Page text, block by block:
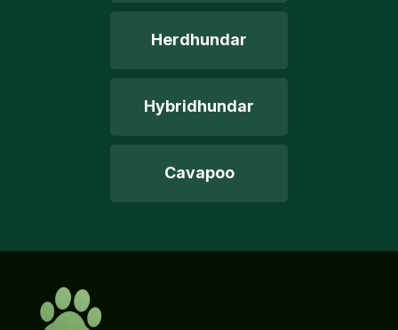
Herdhundar
Hybridhundar
Cavapoo